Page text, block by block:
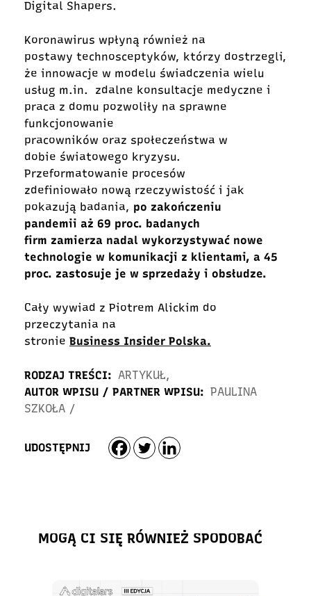
Digital Shapers.
Koronawirus wpłyną również na
postawy technosceptyków, którzy dostrzegli,
że innowacje w modelu świadczenia wielu
usług m.in. zdalne konsultacje medyczne i
praca z domu pozwoliły na sprawne
funkcjonowanie
pracowników oraz społeczeństwa w
dobie światowego kryzysu.
Przeformatowanie procesów
zdefiniowało nową rzeczywistość i jak
pokazują badania, po zakończeniu
pandemii aż 69 proc. badanych
firm zamierza nadal wykorzystywać nowe
technologie w komunikacji z klientami, a 45
proc. zastosuje je w sprzedaży i obsłudze.
Cały wywiad z Piotrem Alickim do
przeczytania na
stronie Business Insider Polska.
RODZAJ TREŚCI: ARTYKUŁ,
AUTOR WPISU / PARTNER WPISU: PAULINA
SZKOŁA /
UDOSTĘPNIJ
MOGĄ CI SIĘ RÓWNIEŻ SPODOBAĆ